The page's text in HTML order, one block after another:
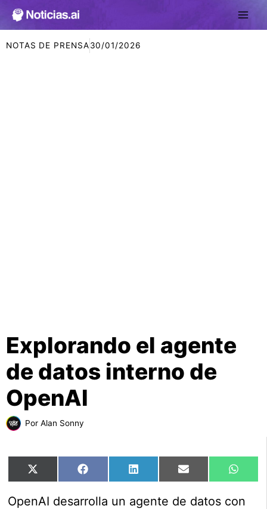
NOTAS DE PRENSA30/01/2026
Explorando el agente
de datos interno de
OpenAI
Por Alan Sonny
Compartir
en
X
(Twitter)
Compartir
en
FacebookCompartir
en
LinkedInCompartir
en
Email
en
OpenAI desarrolla un agente de datos con